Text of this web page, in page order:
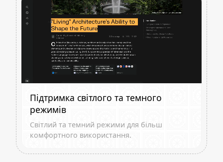
Підтримка світлого та темного
режимів
Світлий та темний режими для більш
комфортного використання.